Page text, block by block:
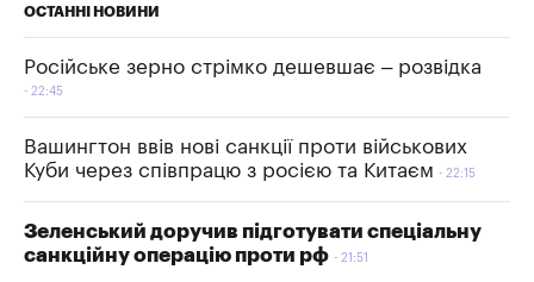
ОСТАННІ НОВИНИ
Російське зерно стрімко дешевшає – розвідка
22:45
Вашингтон ввів нові санкції проти військових
Куби через співпрацю з росією та Китаєм
22:15
Зеленський доручив підготувати спеціальну
санкційну операцію проти рф
21:51